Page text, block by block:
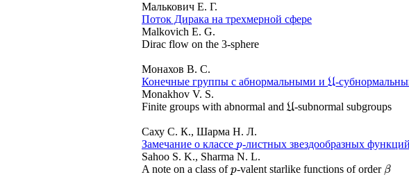
Малькович Е. Г.
Поток Дирака на трехмерной сфере
Malkovich E. G.
Dirac flow on the 3-sphere
Монахов В. С.
Конечные группы с абнормальными и U
U-
Monakhov V. S.
Finite groups with abnormal and U
U-subnormal subgroups
Саху С. К., Шарма Н. Л.
Замечание о классе p
p-листных звездообразных
Sahoo S. K., Sharma N. L.
A note on a class ofp
p-valent starlike functions of order β
β